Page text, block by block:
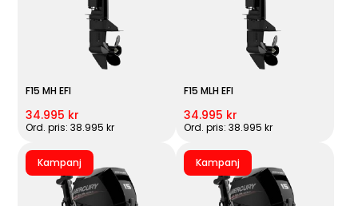
F15 MH EFI
34.995 kr
Ord. pris: 38.995 kr
F15 MLH EFI
34.995 kr
Ord. pris: 38.995 kr
Kampanj Kampanj